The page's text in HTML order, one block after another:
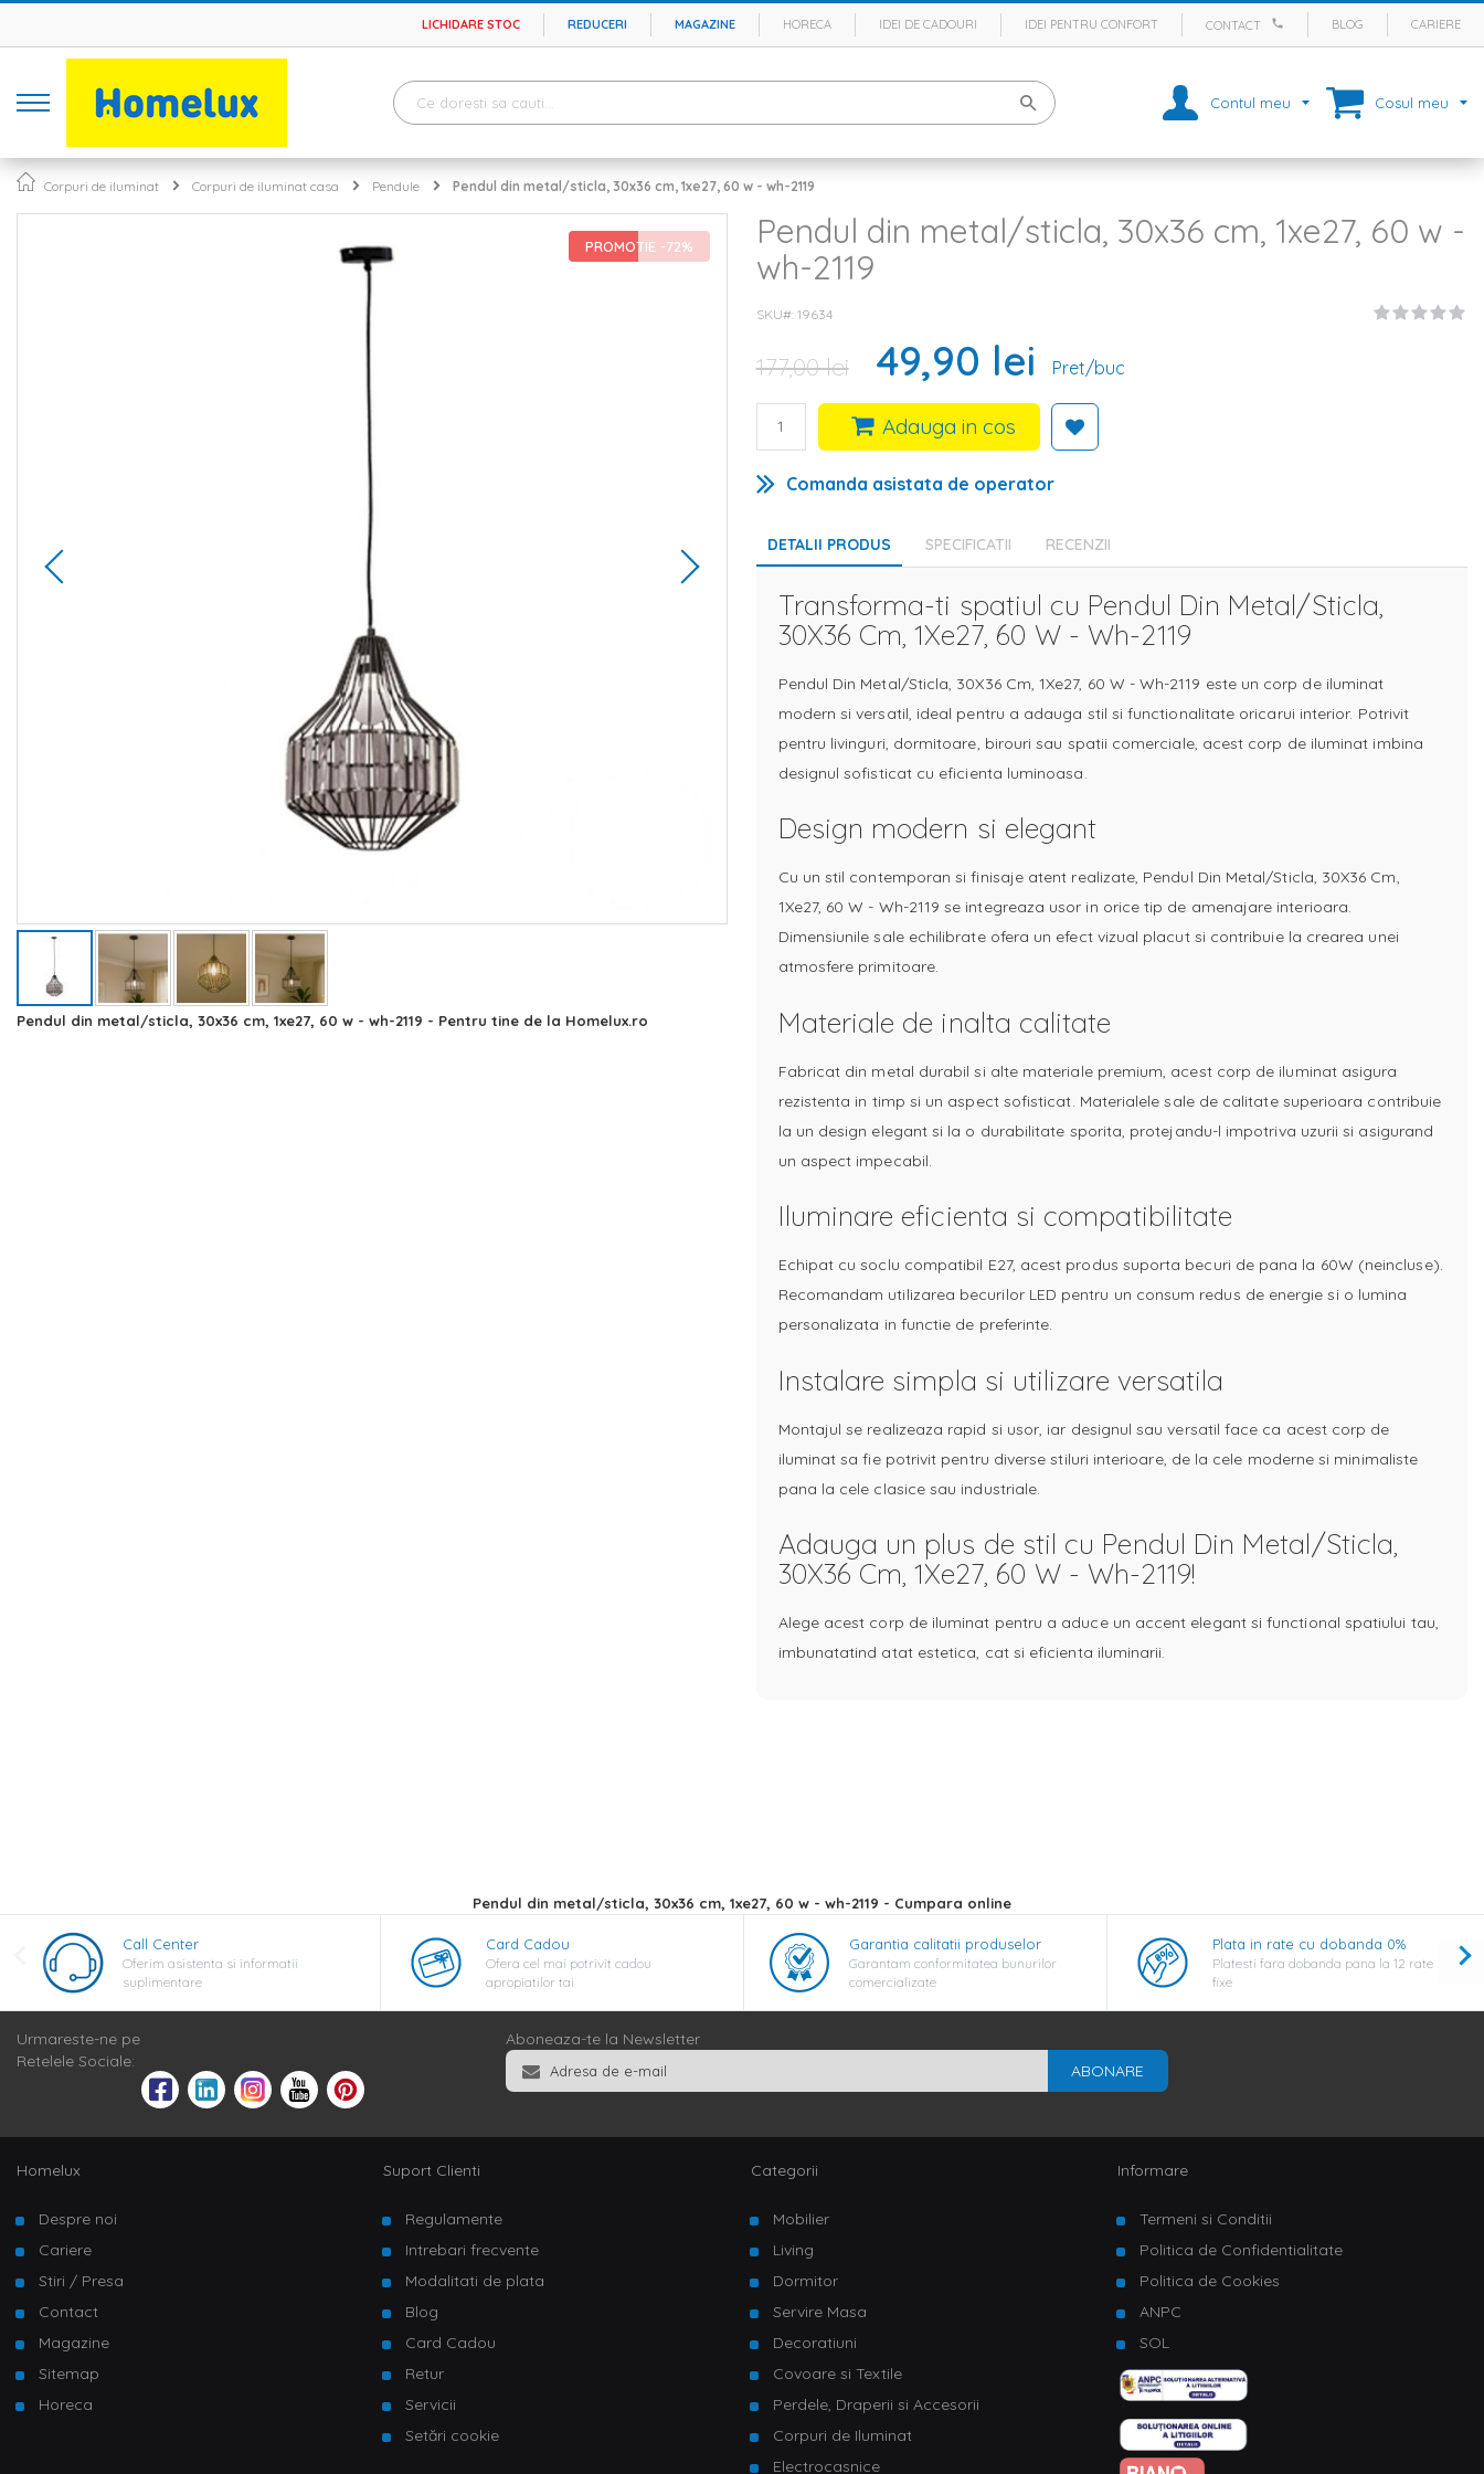
LICHIDARE STOC REDUCERI MAGAZINE HORECA IDEI DE CADOURI IDEI PENTRU CONFORT CONTACT BLOG CARIERE
Contul meu Cosul meu
Corpuri de iluminat Corpuri de iluminat casa Pendule Pendul din metal/sticla, 30x36 cm, 1xe27, 60 w - wh-2119
PROMOTIE -72%
Skip
Pendul din metal/sticla, 30x36 cm, 1xe27, 60 w - wh-2119 - Pentru tine de la Homelux.ro
Pendul din metal/sticla, 30x36 cm, 1xe27, 60 w -
wh-2119
SKU# 19634
177,00 lei 49,90 lei Pret/buc
Adauga in cos
Comanda asistata de operator
DETALII PRODUS
Transforma-ti spatiul cu Pendul Din Metal/Sticla,
30X36 Cm, 1Xe27, 60 W - Wh-2119
Pendul Din Metal/Sticla, 30X36 Cm, 1Xe27, 60 W - Wh-2119 este un corp de iluminat
modern si versatil, ideal pentru a adauga stil si functionalitate oricarui interior. Potrivit
pentru livinguri, dormitoare, birouri sau spatii comerciale, acest corp de iluminat imbina
designul sofisticat cu eficienta luminoasa.
Design modern si elegant
Cu un stil contemporan si finisaje atent realizate, Pendul Din Metal/Sticla, 30X36 Cm,
1Xe27, 60 W - Wh-2119 se integreaza usor in orice tip de amenajare interioara.
Dimensiunile sale echilibrate ofera un efect vizual placut si contribuie la crearea unei
atmosfere primitoare.
Materiale de inalta calitate
Fabricat din metal durabil si alte materiale premium, acest corp de iluminat asigura
rezistenta in timp si un aspect sofisticat. Materialele sale de calitate superioara contribuie
la un design elegant si la o durabilitate sporita, protejandu-l impotriva uzurii si asigurand
un aspect impecabil.
Iluminare eficienta si compatibilitate
Echipat cu soclu compatibil E27, acest produs suporta becuri de pana la 60W (neincluse).
Recomandam utilizarea becurilor LED pentru un consum redus de energie si o lumina
personalizata in functie de preferinte.
Instalare simpla si utilizare versatila
Montajul se realizeaza rapid si usor, iar designul sau versatil face ca acest corp de
iluminat sa fie potrivit pentru diverse stiluri interioare, de la cele moderne si minimaliste
pana la cele clasice sau industriale.
Adauga un plus de stil cu Pendul Din Metal/Sticla,
30X36 Cm, 1Xe27, 60 W - Wh-2119!
Alege acest corp de iluminat pentru a aduce un accent elegant si functional spatiului tau,
imbunatatind atat estetica, cat si eficienta iluminarii.
SPECIFICATII RECENZII
Pendul din metal/sticla, 30x36 cm, 1xe27, 60 w - wh-2119 - Cumpara online
Call Center
Oferim asistenta si informatii
suplimentare
Card Cadou
Ofera cel mai potrivit cadou
apropiatilor tai
Garantia calitatii produselor
Garantam conformitatea bunurilor
comercializate
Plata in rate cu dobanda 0%
Platesti fara dobanda pana la 12 rate
fixe
Urmareste-ne pe
Retelele Sociale:
Aboneaza-te la Newsletter
ABONARE
Homelux
Despre noi
Cariere
Stiri / Presa
Contact
Magazine
Sitemap
Horeca
Suport Clienti
Regulamente
Intrebari frecvente
Modalitati de plata
Blog
Card Cadou
Retur
Servicii
Setări cookie
Categorii
Mobilier
Living
Dormitor
Servire Masa
Decoratiuni
Covoare si Textile
Perdele, Draperii si Accesorii
Corpuri de Iluminat
Electrocasnice
Informare
Termeni si Conditii
Politica de Confidentialitate
Politica de Cookies
ANPC
SOL